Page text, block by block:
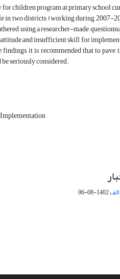
children program at primary school
in two districts (working during 2007-
using a researcher-made
and insufficient skill for
it is recommended that to
seriously considered.
1402-08-06